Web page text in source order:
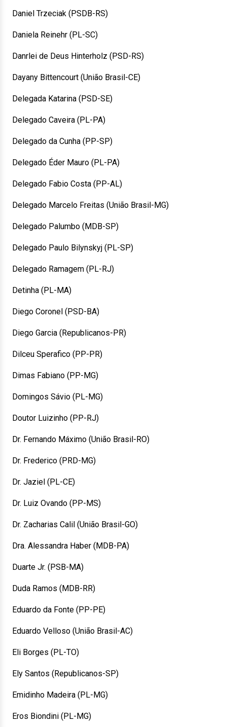
Daniel Trzeciak (PSDB-RS)
Daniela Reinehr (PL-SC)
Danrlei de Deus Hinterholz (PSD-RS)
Dayany Bittencourt (União Brasil-CE)
Delegada Katarina (PSD-SE)
Delegado Caveira (PL-PA)
Delegado da Cunha (PP-SP)
Delegado Éder Mauro (PL-PA)
Delegado Fabio Costa (PP-AL)
Delegado Marcelo Freitas (União Brasil-MG)
Delegado Palumbo (MDB-SP)
Delegado Paulo Bilynskyj (PL-SP)
Delegado Ramagem (PL-RJ)
Detinha (PL-MA)
Diego Coronel (PSD-BA)
Diego Garcia (Republicanos-PR)
Dilceu Sperafico (PP-PR)
Dimas Fabiano (PP-MG)
Domingos Sávio (PL-MG)
Doutor Luizinho (PP-RJ)
Dr. Fernando Máximo (União Brasil-RO)
Dr. Frederico (PRD-MG)
Dr. Jaziel (PL-CE)
Dr. Luiz Ovando (PP-MS)
Dr. Zacharias Calil (União Brasil-GO)
Dra. Alessandra Haber (MDB-PA)
Duarte Jr. (PSB-MA)
Duda Ramos (MDB-RR)
Eduardo da Fonte (PP-PE)
Eduardo Velloso (União Brasil-AC)
Eli Borges (PL-TO)
Ely Santos (Republicanos-SP)
Emidinho Madeira (PL-MG)
Eros Biondini (PL-MG)